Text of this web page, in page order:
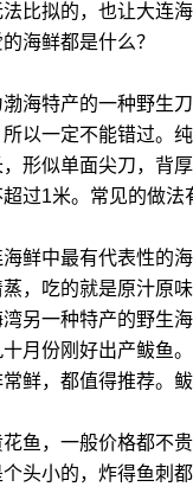
比拟的，也让大连
海鲜都是什么？
特产的一种野生刀
以一定不能错过。
形似单面尖刀，背
过1米。常见的做法
中最有代表性的海
，吃的就是原汁原
另一种特产的野生
月份刚好出产鲅鱼
鲜，都值得推荐。
，一般价格都不贵
头小的，炸得鱼刺